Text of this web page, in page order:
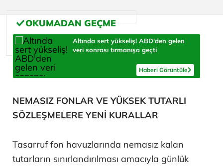
Altında sert yükseliş! ABD'den gelen
veri sonrası tırmanışa geçti
Haberi Görüntüle
NEMASIZ FONLAR VE YÜKSEK TUTARLI
SÖZLEŞMELERE YENİ KURALLAR
Tasarruf fon havuzlarında nemasız kalan
tutarların sınırlandırılması amacıyla günlük